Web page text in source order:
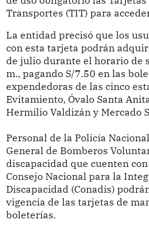
Transportes (TIT) para
La entidad precisó que los
con esta tarjeta podrán
de julio durante el horario de
m., pagando S/7.50 en las
expendedoras de las cinco
Evitamiento, Óvalo Santa
Hermilio Valdizán y Mercado
Personal de la Policía
General de Bomberos
discapacidad que cuenten
Consejo Nacional para la
Discapacidad (Conadis)
vigencia de las tarjetas de
boleterías.